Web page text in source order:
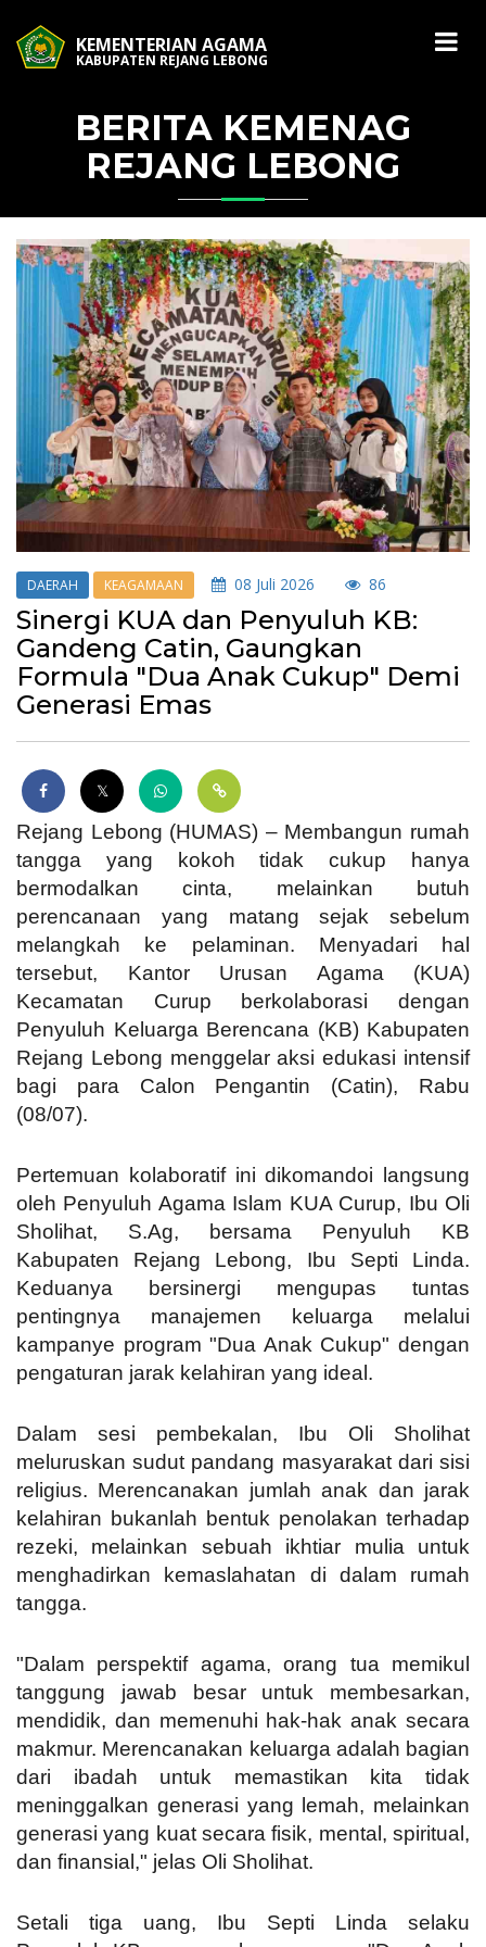
KEMENTERIAN AGAMA
KABUPATEN REJANG LEBONG
BERITA KEMENAG
REJANG LEBONG
DAERAH KEAGAMAAN 08 Juli 2026 86
Sinergi KUA dan Penyuluh KB:
Gandeng Catin, Gaungkan
Formula "Dua Anak Cukup" Demi
Generasi Emas
Rejang Lebong (HUMAS) – Membangun rumah
tangga yang kokoh tidak cukup hanya
bermodalkan cinta, melainkan butuh
perencanaan yang matang sejak sebelum
melangkah ke pelaminan. Menyadari hal
tersebut, Kantor Urusan Agama (KUA)
Kecamatan Curup berkolaborasi dengan
Penyuluh Keluarga Berencana (KB) Kabupaten
Rejang Lebong menggelar aksi edukasi intensif
bagi para Calon Pengantin (Catin), Rabu
(08/07).
Pertemuan kolaboratif ini dikomandoi langsung
oleh Penyuluh Agama Islam KUA Curup, Ibu Oli
Sholihat, S.Ag, bersama Penyuluh KB
Kabupaten Rejang Lebong, Ibu Septi Linda.
Keduanya bersinergi mengupas tuntas
pentingnya manajemen keluarga melalui
kampanye program "Dua Anak Cukup" dengan
pengaturan jarak kelahiran yang ideal.
Dalam sesi pembekalan, Ibu Oli Sholihat
meluruskan sudut pandang masyarakat dari sisi
religius. Merencanakan jumlah anak dan jarak
kelahiran bukanlah bentuk penolakan terhadap
rezeki, melainkan sebuah ikhtiar mulia untuk
menghadirkan kemaslahatan di dalam rumah
tangga.
"Dalam perspektif agama, orang tua memikul
tanggung jawab besar untuk membesarkan,
mendidik, dan memenuhi hak-hak anak secara
makmur. Merencanakan keluarga adalah bagian
dari ibadah untuk memastikan kita tidak
meninggalkan generasi yang lemah, melainkan
generasi yang kuat secara fisik, mental, spiritual,
dan finansial," jelas Oli Sholihat.
Setali tiga uang, Ibu Septi Linda selaku